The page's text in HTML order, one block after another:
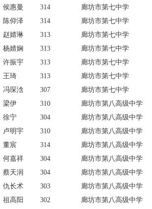
侯惠曼 314 廊坊市第七中学
陈仰泽 314 廊坊市第七中学
赵婧琳 313 廊坊市第七中学
杨婧娴 313 廊坊市第七中学
许振宇 313 廊坊市第七中学
王琦 313 廊坊市第七中学
冯琛浛 307 廊坊市第七中学
梁伊 310 廊坊市第八高级中学
徐宁 304 廊坊市第八高级中学
卢明宇 310 廊坊市第八高级中学
董宸 314 廊坊市第八高级中学
何嘉祥 304 廊坊市第八高级中学
蔡天润 304 廊坊市第八高级中学
仇长术 303 廊坊市第八高级中学
祖高阳 302 廊坊市第八高级中学